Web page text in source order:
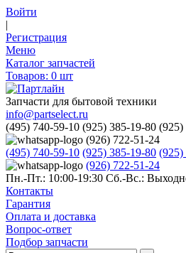
Войти
|
Регистрация
Меню
Каталог запчастей
Товаров: 0 шт
Запчасти для бытовой техники
info@partselect.ru
(495) 740-59-10 (925) 385-19-80 (925)
(926) 722-51-24
(495) 740-59-10 (925) 385-19-80 (925)
(926) 722-51-24
Пн.-Пт.: 10:00-19:30 Сб.-Вс.:
Контакты
Гарантия
Оплата и доставка
Вопрос-ответ
Подбор запчасти